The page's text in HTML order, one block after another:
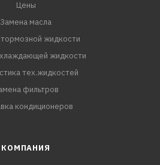
Цены
Замена масла
жидкости
жидкости
тех.жидкостей
фильтров
кондиционеров
КОМПАНИЯ